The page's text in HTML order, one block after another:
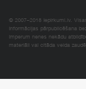
© 2007–2018 Iepirkumi.lv.
Informācijas pārpublicēšana
Imperum nenes nekādu
materiāli vai citāda veida